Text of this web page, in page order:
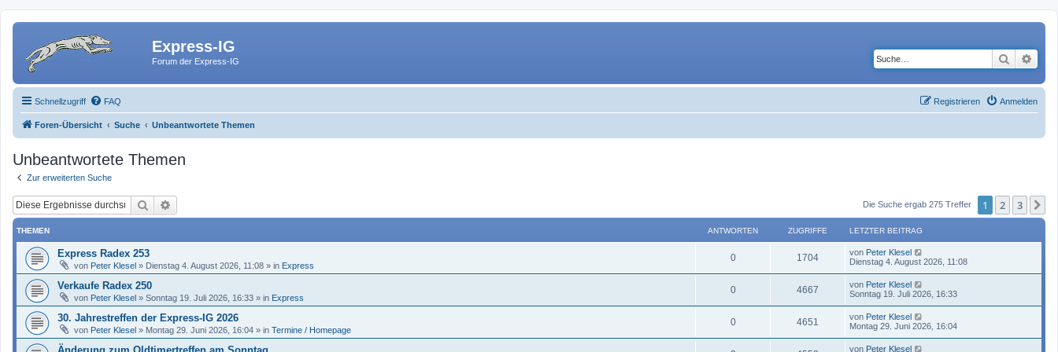
Express-IG
Forum der Express-IG Suche
Schnellzugriff FAQ Anmelden
Registrieren
Foren-Übersicht Suche Unbeantwortete Themen
Unbeantwortete Themen
Zur erweiterten Suche
Suche Die Suche ergab 275 Treffer 1 2 3
THEMEN ANTWORTEN ZUGRIFFE LETZTER BEITRAG
Express Radex 253
von Peter Klesel » Dienstag 4. August 2026, 11:08 » in Express
0 1704 von Peter Klesel
Dienstag 4. August 2026, 11:08
Verkaufe Radex 250
von Peter Klesel » Sonntag 19. Juli 2026, 16:33 » in Express
0 4667 von Peter Klesel
Sonntag 19. Juli 2026, 16:33
30. Jahrestreffen der Express-IG 2026
von Peter Klesel » Montag 29. Juni 2026, 16:04 » in Termine / Homepage
0 4651 von Peter Klesel
Montag 29. Juni 2026, 16:04
von Peter Klesel